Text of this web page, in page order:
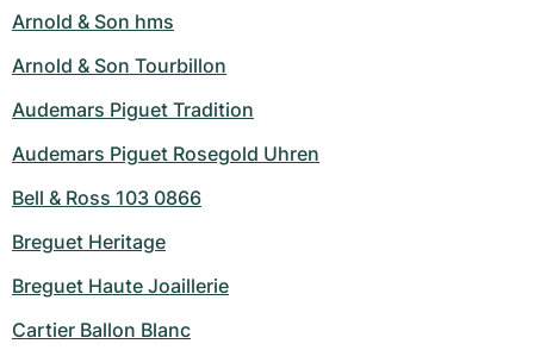
Arnold & Son hms
Arnold & Son Tourbillon
Audemars Piguet Tradition
Audemars Piguet Rosegold Uhren
Bell & Ross 103 0866
Breguet Heritage
Breguet Haute Joaillerie
Cartier Ballon Blanc